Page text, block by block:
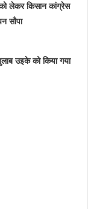
लेकर किसान कांग्रेस
सौपा
उइके को किया गया